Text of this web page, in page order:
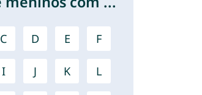
C D E F
I J K L